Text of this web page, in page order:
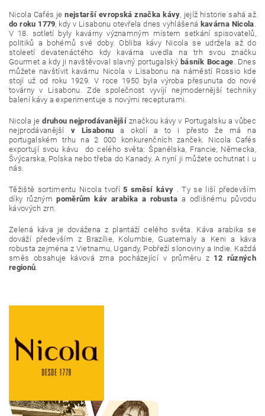
Nicola Cafés je nejstarší evropská značka kávy, jejíž historie sahá až
do roku 1779, kdy v Lisabonu otevřela dnes vyhlášená kavárna Nicola.
V 18. sotletí byly kavárny významným místem setkání spisovatelů,
politiků a bohémů své doby. Obliba kávy Nicola se udržela až do
stoleetí devatenáctého kdy kavárna uvedla na trh svou značku
Gourmet a kdy ji navštěvoval slavný portugalský básník Bocage. Dnes
můžete navštívit kavárnu Nicola v Lisabonu na náměstí Rossio kde
stojí už od roku 1929. V roce 1950 byla výroba přesunuta do nové
továrny v Lisabonu. Zde společnost vyvíjí nejmodernější techniky
balení kávy a experimentuje s novými recepturami.
Nicola jedruhou nejprodávanější značkou kávy v Portugalsku a vůbec
nejprodávanější v Lisabonu a okolí a to i přesto že má na
portugalském trhu na 2 000 konkurenčních zanček. Nicola Cafés
exportují svou kávu do celého světa: Španělska, Francie, Německa,
Švýcarska, Polska nebo třeba do Kanady. A nyní ji můžete ochutnat i u
nás.
Těžiště sortimentu Nicola tvoří5 směsí kávy . Ty se liší především
díky různýmpoměrům káv arabika a robusta a odlišnému původu
kávových zrn.
Zelená káva je dovážena z plantáží celého světa. Káva arabika se
dováží především z Brazílie, Kolumbie, Guatemaly a Keni a káva
robusta zejména z Vietnamu, Ugandy, Pobřeží slonoviny a Indie. Každá
směs obsahuje kávová zrna pocházející v průměru z 12 různých
regionů.